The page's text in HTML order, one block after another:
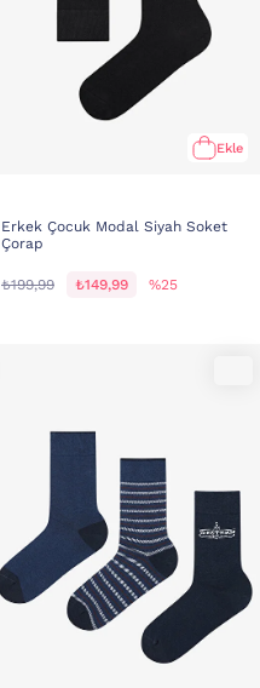
Ekle
Erkek Çocuk Modal Siyah Soket
Çorap
₺199,99 ₺149,99 %25